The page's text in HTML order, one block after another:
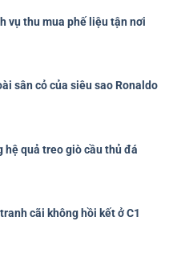
vụ thu mua phế liệu tận nơi
sân cỏ của siêu sao Ronaldo
quả treo giò cầu thủ đá
cãi không hồi kết ở C1